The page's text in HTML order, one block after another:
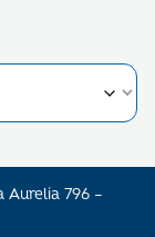
Aurelia 796 –